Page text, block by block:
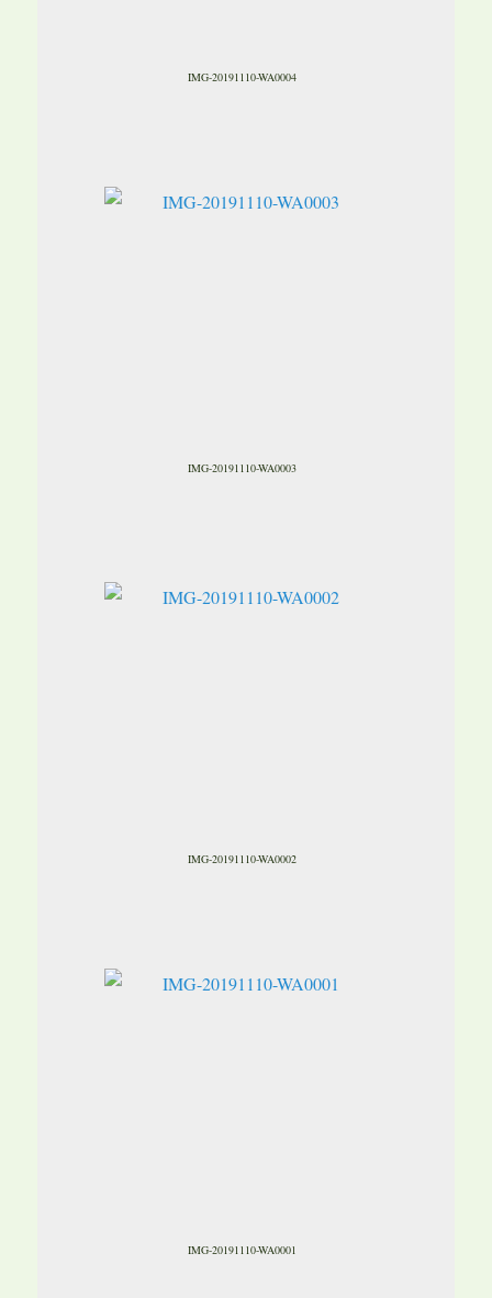
IMG-20191110-WA0004
IMG-20191110-WA0003
IMG-20191110-WA0002
IMG-20191110-WA0001